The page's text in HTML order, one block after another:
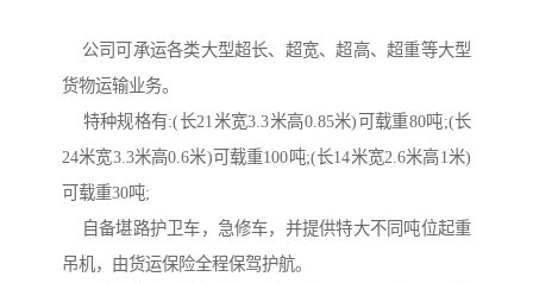
公司可承运各类大型超长、超宽、超高、超重等大型
货物运输业务。
特种规格有:(长21米宽3.3米高0.85米)可载重80吨;(长
24米宽3.3米高0.6米)可载重100吨;(长14米宽2.6米高1米)
可载重30吨;
自备堪路护卫车，急修车，并提供特大不同吨位起重
吊机，由货运保险全程保驾护航。